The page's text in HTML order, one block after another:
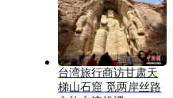
台湾旅行商访甘肃天
梯山石窟 觅两岸丝路